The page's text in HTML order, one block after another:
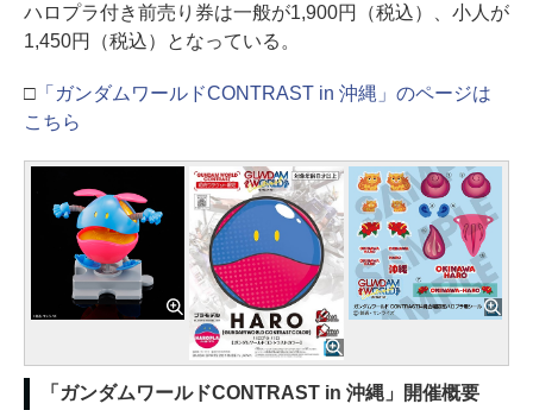
ハロプラ付き前売り券は一般が1,900円（税込）、小人が
1,450円（税込）となっている。
□ 「ガンダムワールドCONTRAST in 沖縄」のページは
こちら
「ガンダムワールドCONTRAST in 沖縄」開催概要